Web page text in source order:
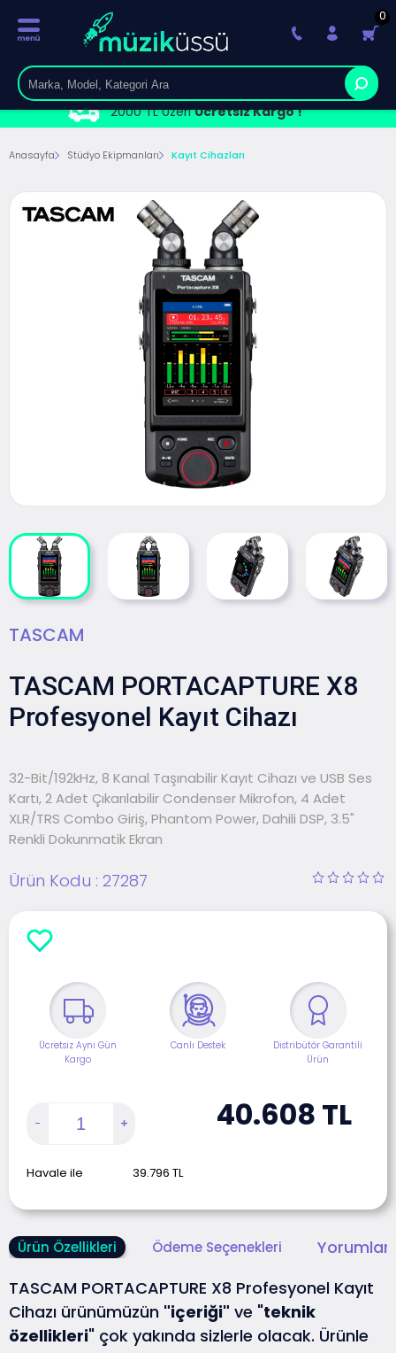
2000 TL ÜzeriÜcretsiz Kargo !
0
Anasayfa Stüdyo Ekipmanları Kayıt Cihazları
TASCAM
TASCAM PORTACAPTURE X8
Profesyonel Kayıt Cihazı
32-Bit/192kHz, 8 Kanal Taşınabilir Kayıt Cihazı ve USB Ses
Kartı, 2 Adet Çıkarılabilir Condenser Mikrofon, 4 Adet
XLR/TRS Combo Giriş, Phantom Power, Dahili DSP, 3.5"
Renkli Dokunmatik Ekran
Ürün Kodu : 27287
Ücretsiz Aynı Gün
Kargo
Canlı Destek
Distribütör Garantili
Ürün
40.608 TL
Havale ile 39.796 TL
Ürün Özellikleri Ödeme Seçenekleri
TASCAM PORTACAPTURE X8 Profesyonel Kayıt
Cihazı ürünümüzün "içeriği" ve "teknik
özellikleri" çok yakında sizlerle olacak. Ürünle